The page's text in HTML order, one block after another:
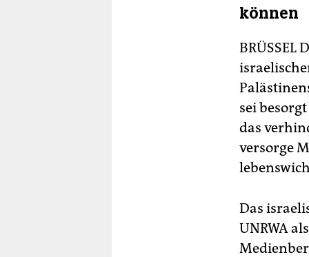
können
BRÜSSEL
sei
das
versorge
Das
UNRWA